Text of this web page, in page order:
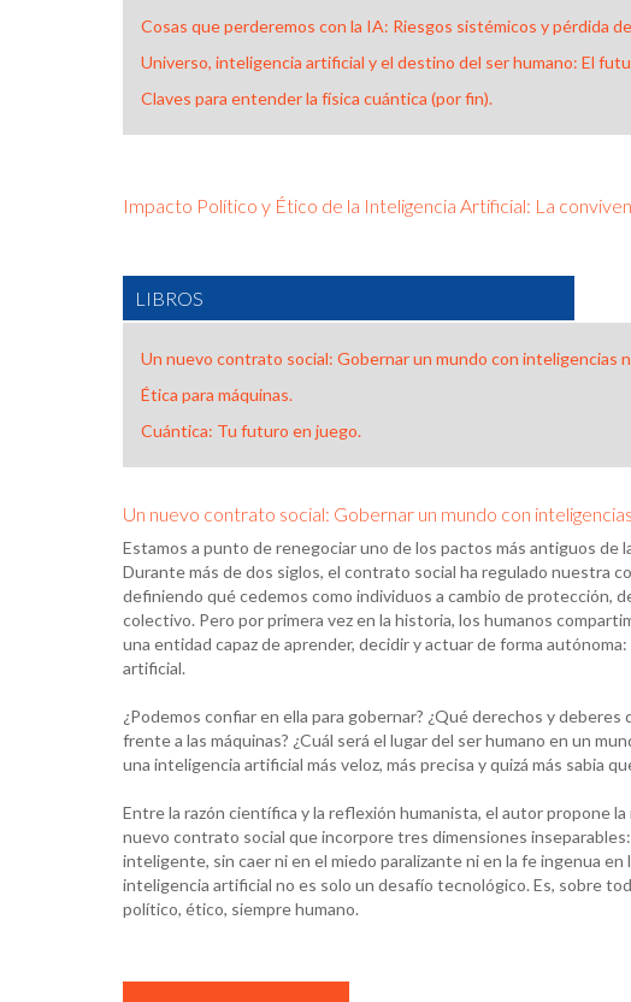
Cosas que perderemos con la IA: Riesgos sistémicos y pérdida
Universo, inteligencia artificial y el destino del ser humano: El
Claves para entender la física cuántica (por fin).
Impacto Político y Ético de la Inteligencia Artificial: La
LIBROS
Un nuevo contrato social: Gobernar un mundo con inteligencias
Ética para máquinas.
Cuántica: Tu futuro en juego.
Un nuevo contrato social: Gobernar un mundo con inteligencias
Estamos a punto de renegociar uno de los pactos más antiguos de
Durante más de dos siglos, el contrato social ha regulado nuestra
definiendo qué cedemos como individuos a cambio de protección,
colectivo. Pero por primera vez en la historia, los humanos
una entidad capaz de aprender, decidir y actuar de forma
artificial.
¿Podemos confiar en ella para gobernar? ¿Qué derechos y
frente a las máquinas? ¿Cuál será el lugar del ser humano en un
una inteligencia artificial más veloz, más precisa y quizá más sabia
Entre la razón científica y la reflexión humanista, el autor propone la
nuevo contrato social que incorpore tres dimensiones inseparables:
inteligente, sin caer ni en el miedo paralizante ni en la fe ingenua en
inteligencia artificial no es solo un desafío tecnológico. Es, sobre
político, ético, siempre humano.